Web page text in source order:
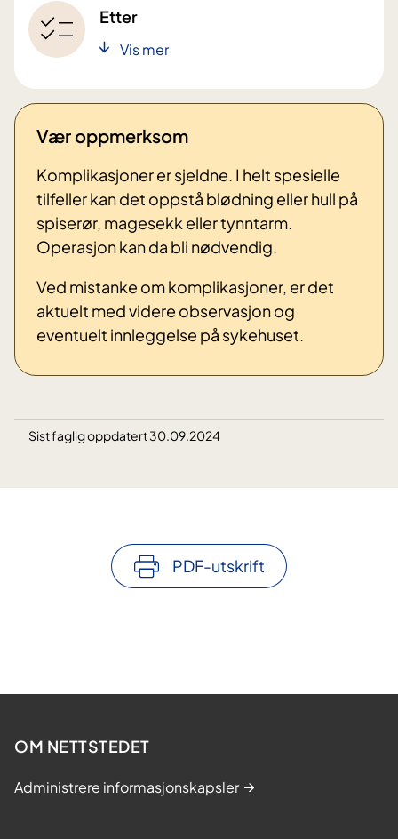
Etter
Vis mer
Vær oppmerksom
Komplikasjoner er sjeldne. I helt spesielle
tilfeller kan det oppstå blødning eller hull på
spiserør, magesekk eller tynntarm.
Operasjon kan da bli nødvendig.
Ved mistanke om komplikasjoner, er det
aktuelt med videre observasjon og
eventuelt innleggelse på sykehuset.
Sist faglig oppdatert 30.09.2024
PDF-utskrift
OM NETTSTEDET
Administrere informasjonskapsler